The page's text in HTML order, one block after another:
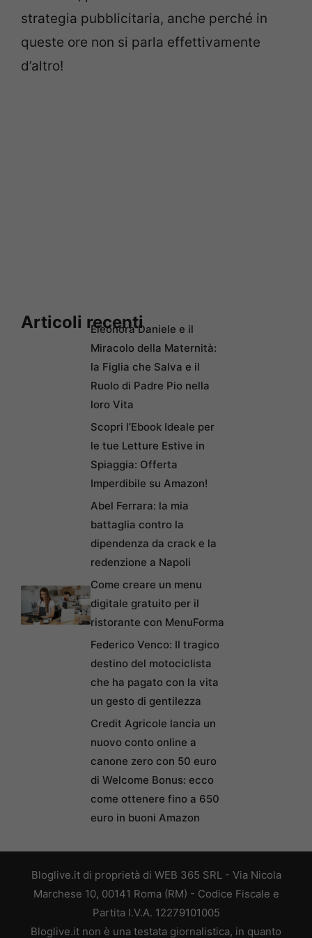
strategia pubblicitaria, anche perché in
queste ore non si parla effettivamente
d’altro!
Articoli recentiEleonora Daniele e il
Miracolo della Maternità:
la Figlia che Salva e il
Ruolo di Padre Pio nella
loro Vita
Scopri l’Ebook Ideale per
le tue Letture Estive in
Spiaggia: Offerta
Imperdibile su Amazon!
Abel Ferrara: la mia
battaglia contro la
dipendenza da crack e la
redenzione a Napoli
Come creare un menu
digitale gratuito per il
ristorante con MenuForma
Federico Venco: Il tragico
destino del motociclista
che ha pagato con la vita
un gesto di gentilezza
Credit Agricole lancia un
nuovo conto online a
canone zero con 50 euro
di Welcome Bonus: ecco
come ottenere fino a 650
euro in buoni Amazon
Bloglive.it di proprietà di WEB 365 SRL - Via Nicola
Marchese 10, 00141 Roma (RM) - Codice Fiscale e
Partita I.V.A. 12279101005
Bloglive.it non è una testata giornalistica, in quanto